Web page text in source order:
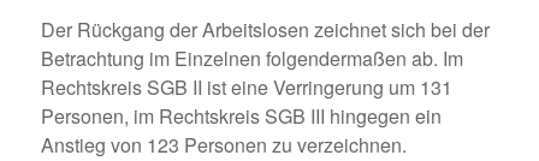
Der Rückgang der Arbeitslosen zeichnet sich bei der
Betrachtung im Einzelnen folgendermaßen ab. Im
Rechtskreis SGB II ist eine Verringerung um 131
Personen, im Rechtskreis SGB III hingegen ein
Anstieg von 123 Personen zu verzeichnen.